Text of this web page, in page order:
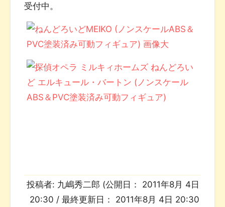
受付中。
投稿者: 九嶋秀二郎 (公開日： 2011年8月 4日
20:30 / 最終更新日： 2011年8月 4日 20:30